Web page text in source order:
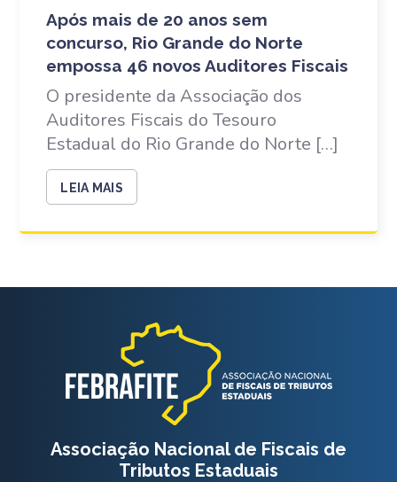
Após mais de 20 anos sem
concurso, Rio Grande do Norte
empossa 46 novos Auditores Fiscais
O presidente da Associação dos
Auditores Fiscais do Tesouro
Estadual do Rio Grande do Norte […]
LEIA MAIS
Associação Nacional de Fiscais de
Tributos Estaduais